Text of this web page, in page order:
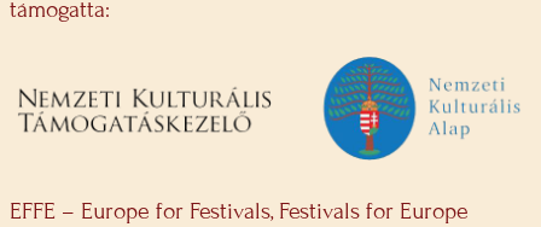
támogatta:
EFFE – Europe for Festivals, Festivals for Europe